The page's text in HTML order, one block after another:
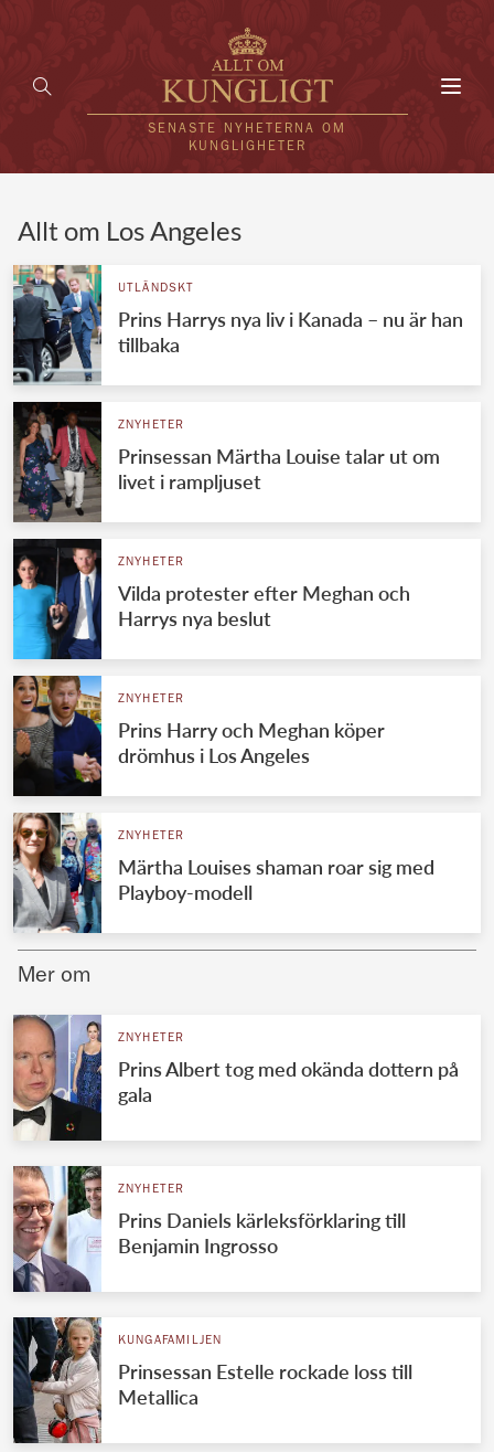
SENASTE NYHETERNA OM
KUNGLIGHETER
UTLÄNDSKT
VÄRLDENS KUNGAHUS
Svenska kungahuset
Brittiska kungahuset
Danska kungahuset
Jordanska kungahuset
Luxemburgska storhertighuset
Japanska kejsarhuset
Thailändska kungahuset
Marockanska kungahuset
REDAKTION
Allt om Los Angeles
UTLÄNDSKT
Prins Harrys nya liv i Kanada – nu är han
tillbaka
ZNYHETER
Prinsessan Märtha Louise talar ut om
livet i rampljuset
ZNYHETER
Vilda protester efter Meghan och
Harrys nya beslut
ZNYHETER
Prins Harry och Meghan köper
drömhus i Los Angeles
ZNYHETER
Märtha Louises shaman roar sig med
Playboy-modell
Mer om
ZNYHETER
Prins Albert tog med okända dottern på
gala
ZNYHETER
Prins Daniels kärleksförklaring till
Benjamin Ingrosso
KUNGAFAMILJEN
Prinsessan Estelle rockade loss till
Metallica